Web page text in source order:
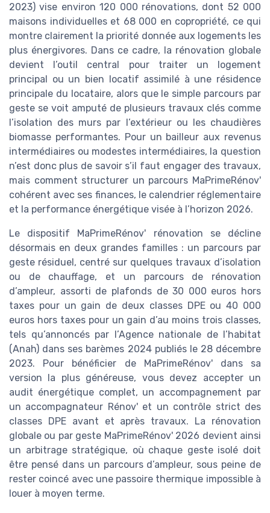
2023) vise environ 120 000 rénovations, dont 52 000
maisons individuelles et 68 000 en copropriété, ce qui
montre clairement la priorité donnée aux logements les
plus énergivores. Dans ce cadre, la rénovation globale
devient l’outil central pour traiter un logement
principal ou un bien locatif assimilé à une résidence
principale du locataire, alors que le simple parcours par
geste se voit amputé de plusieurs travaux clés comme
l’isolation des murs par l’extérieur ou les chaudières
biomasse performantes. Pour un bailleur aux revenus
intermédiaires ou modestes intermédiaires, la question
n’est donc plus de savoir s’il faut engager des travaux,
mais comment structurer un parcours MaPrimeRénov'
cohérent avec ses finances, le calendrier réglementaire
et la performance énergétique visée à l’horizon 2026.
Le dispositif MaPrimeRénov' rénovation se décline
désormais en deux grandes familles : un parcours par
geste résiduel, centré sur quelques travaux d’isolation
ou de chauffage, et un parcours de rénovation
d’ampleur, assorti de plafonds de 30 000 euros hors
taxes pour un gain de deux classes DPE ou 40 000
euros hors taxes pour un gain d’au moins trois classes,
tels qu’annoncés par l’Agence nationale de l’habitat
(Anah) dans ses barèmes 2024 publiés le 28 décembre
2023. Pour bénéficier de MaPrimeRénov' dans sa
version la plus généreuse, vous devez accepter un
audit énergétique complet, un accompagnement par
un accompagnateur Rénov' et un contrôle strict des
classes DPE avant et après travaux. La rénovation
globale ou par geste MaPrimeRénov' 2026 devient ainsi
un arbitrage stratégique, où chaque geste isolé doit
être pensé dans un parcours d’ampleur, sous peine de
rester coincé avec une passoire thermique impossible à
louer à moyen terme.